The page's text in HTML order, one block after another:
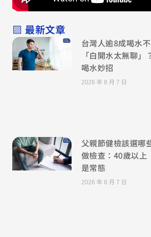
▧ 最新文章
台灣人逾8成喝水
「白開水太無聊
喝水妙招
2026 年 8 月 7 日
父親節健檢該選哪
做檢查：40歲以上
是常態
2026 年 8 月 7 日